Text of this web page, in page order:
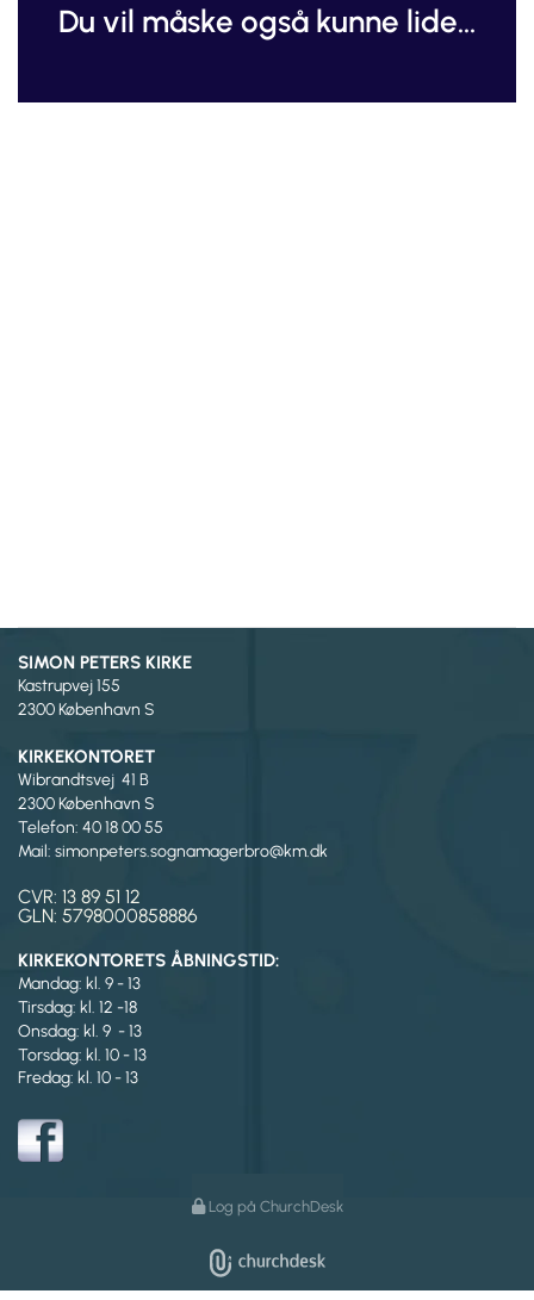
Du vil måske også kunne lide...
SIMON PETERS KIRKE
Kastrupvej 155
2300 København S
KIRKEKONTORET
Wibrandtsvej 41 B
2300 København S
Telefon: 40 18 00 55
Mail: simonpeters.sognamagerbro@km.dk
CVR: 13 89 51 12
GLN: 5798000858886
KIRKEKONTORETS ÅBNINGSTID:
Mandag: kl. 9 - 13
Tirsdag: kl. 12 -18
Onsdag: kl. 9 - 13
Torsdag: kl. 10 - 13
Fredag: kl. 10 - 13
Log på ChurchDesk